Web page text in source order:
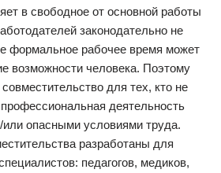
в свободное от основной работы
законодательно не
формальное рабочее время может
возможности человека. Поэтому
для тех, кто не
деятельность
опасными условиями труда.
разработаны для
педагогов, медиков,